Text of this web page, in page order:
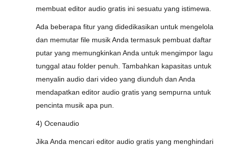
membuat editor audio gratis ini sesuatu yang istimewa.
Ada beberapa fitur yang didedikasikan untuk mengelola
dan memutar file musik Anda termasuk pembuat daftar
putar yang memungkinkan Anda untuk mengimpor lagu
tunggal atau folder penuh. Tambahkan kapasitas untuk
menyalin audio dari video yang diunduh dan Anda
mendapatkan editor audio gratis yang sempurna untuk
pencinta musik apa pun.
4) Ocenaudio
Jika Anda mencari editor audio gratis yang menghindari